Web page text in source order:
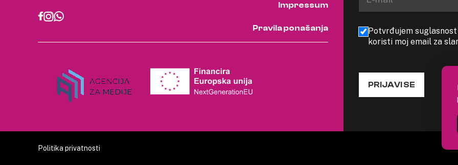
Impressum
Pravila ponašanja
Potvrđujem
koristi moj email za
PRIJAVI SE
Politika privatnosti